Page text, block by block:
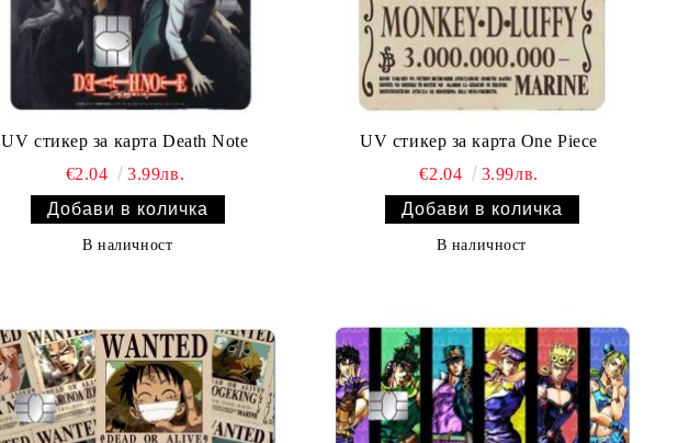
UV стикер за карта Death Note
€2.04
3.99лв.
В наличност
UV стикер за карта One Piece
€2.04
3.99лв.
В наличност